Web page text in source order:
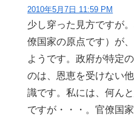
2010年5月7日 11:59 PM
少し穿った見方ですが
僚国家の原点です）が
ようです。政府が特定
のは、恩恵を受けない
識です。私には、何ん
ですが・・・。官僚国